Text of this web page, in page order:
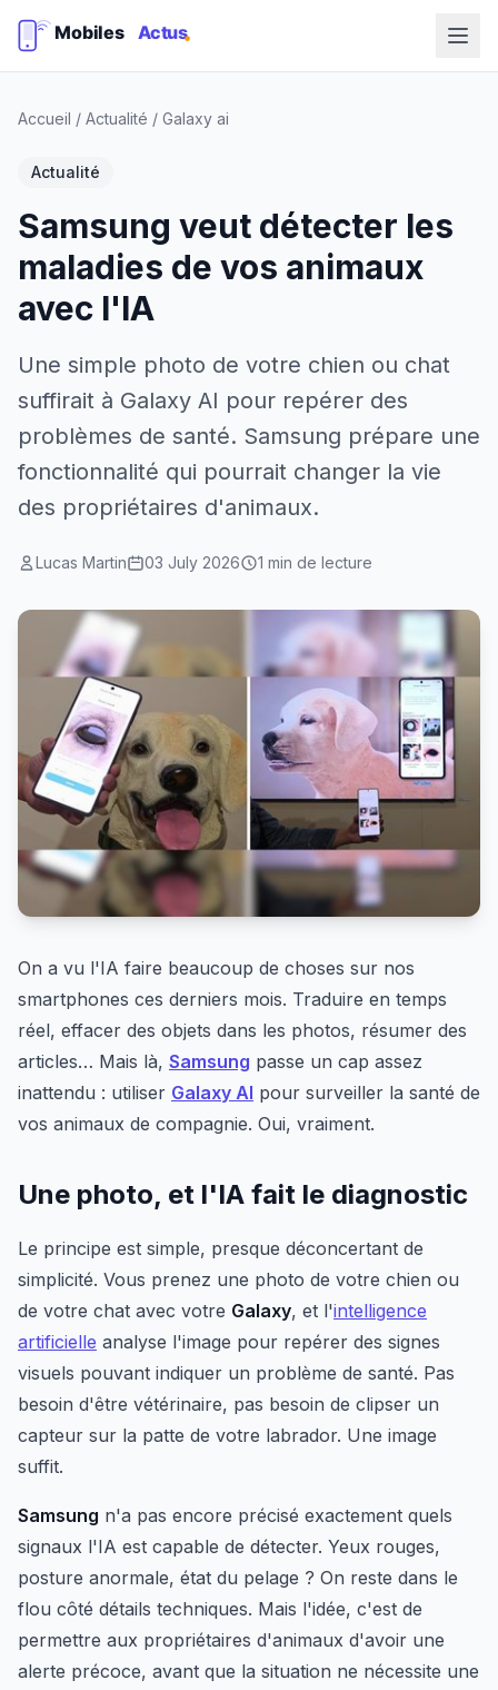
Accueil / Actualité / Galaxy ai
Actualité
Samsung veut détecter les
maladies de vos animaux
avec l'IA
Une simple photo de votre chien ou chat
suffirait à Galaxy AI pour repérer des
problèmes de santé. Samsung prépare une
fonctionnalité qui pourrait changer la vie
des propriétaires d'animaux.
Lucas Martin 03 July 2026 1 min de lecture
On a vu l'IA faire beaucoup de choses sur nos
smartphones ces derniers mois. Traduire en temps
réel, effacer des objets dans les photos, résumer des
articles… Mais là, Samsung passe un cap assez
inattendu : utiliser Galaxy AI pour surveiller la santé de
vos animaux de compagnie. Oui, vraiment.
Une photo, et l'IA fait le diagnostic
Le principe est simple, presque déconcertant de
simplicité. Vous prenez une photo de votre chien ou
de votre chat avec votre Galaxy, et l'intelligence
artificielle analyse l'image pour repérer des signes
visuels pouvant indiquer un problème de santé. Pas
besoin d'être vétérinaire, pas besoin de clipser un
capteur sur la patte de votre labrador. Une image
suffit.
Samsung n'a pas encore précisé exactement quels
signaux l'IA est capable de détecter. Yeux rouges,
posture anormale, état du pelage ? On reste dans le
flou côté détails techniques. Mais l'idée, c'est de
permettre aux propriétaires d'animaux d'avoir une
alerte précoce, avant que la situation ne nécessite une